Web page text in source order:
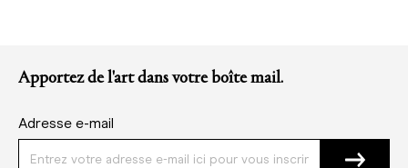
Apportez de l'art dans votre boîte mail.
Adresse e-mail